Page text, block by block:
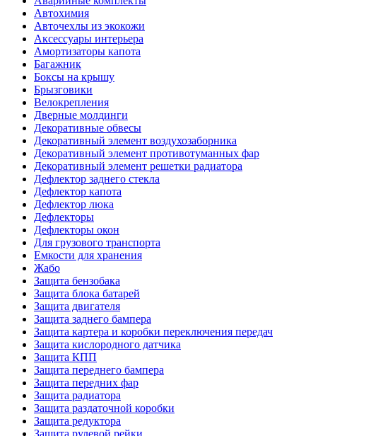
Автохимия
Авточехлы из экокожи
Аксессуары интерьера
Амортизаторы капота
Багажник
Боксы на крышу
Брызговики
Велокрепления
Дверные молдинги
Декоративные обвесы
Декоративный элемент воздухозаборника
Декоративный элемент противотуманных фар
Декоративный элемент решетки радиатора
Дефлектор заднего стекла
Дефлектор капота
Дефлектор люка
Дефлекторы
Дефлекторы окон
Для грузового транспорта
Емкости для хранения
Жабо
Защита бензобака
Защита блока батарей
Защита двигателя
Защита заднего бампера
Защита картера и коробки переключения передач
Защита кислородного датчика
Защита КПП
Защита переднего бампера
Защита передних фар
Защита радиатора
Защита раздаточной коробки
Защита редуктора
Защита рулевой рейки